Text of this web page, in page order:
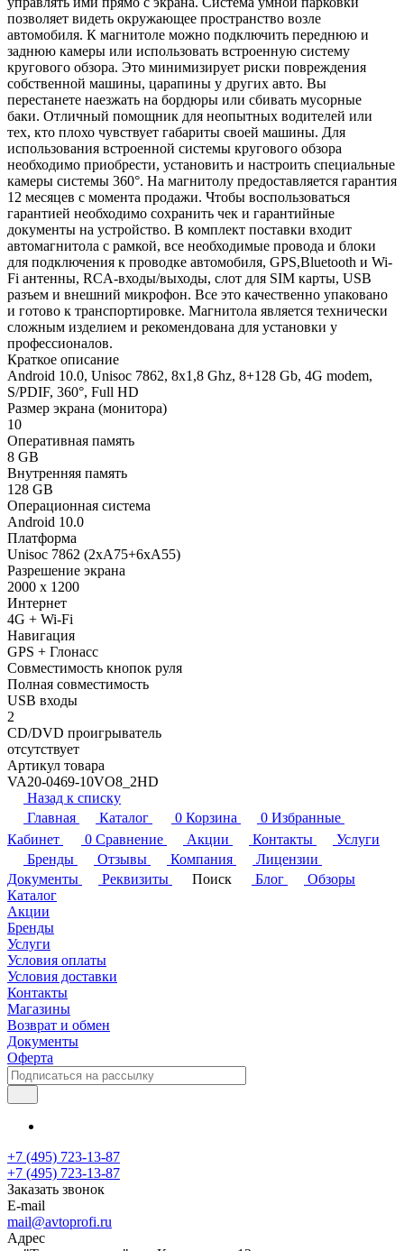
позволяет видеть окружающее пространство возле
автомобиля. К магнитоле можно подключить переднюю и
заднюю камеры или использовать встроенную систему
кругового обзора. Это минимизирует риски повреждения
собственной машины, царапины у других авто. Вы
перестанете наезжать на бордюры или сбивать мусорные
баки. Отличный помощник для неопытных водителей или
тех, кто плохо чувствует габариты своей машины. Для
использования встроенной системы кругового обзора
необходимо приобрести, установить и настроить специальные
камеры системы 360°. На магнитолу предоставляется гарантия
12 месяцев с момента продажи. Чтобы воспользоваться
гарантией необходимо сохранить чек и гарантийные
документы на устройство. В комплект поставки входит
автомагнитола с рамкой, все необходимые провода и блоки
для подключения к проводке автомобиля, GPS,Bluetooth и Wi-
Fi антенны, RCA-входы/выходы, слот для SIM карты, USB
разъем и внешний микрофон. Все это качественно упаковано
и готово к транспортировке. Магнитола является технически
сложным изделием и рекомендована для установки у
профессионалов.
Краткое описание
Android 10.0, Unisoc 7862, 8х1,8 Ghz, 8+128 Gb, 4G modem,
S/PDIF, 360°, Full HD
Размер экрана (монитора)
10
Оперативная память
8 GB
Внутренняя память
128 GB
Операционная система
Android 10.0
Платформа
Unisoc 7862 (2xA75+6xA55)
Разрешение экрана
2000 x 1200
Интернет
4G + Wi-Fi
Навигация
GPS + Глонасс
Совместимость кнопок руля
Полная совместимость
USB входы
2
CD/DVD проигрыватель
отсутствует
Артикул товара
VA20-0469-10VO8_2HD
Назад к списку
Главная
Каталог 0 Корзина 0 Избранные
Кабинет
0 Сравнение Акции Контакты
Услуги
Бренды
Отзывы Компания
Лицензии
Документы
Реквизиты Поиск Блог
Обзоры
Каталог
Акции
Бренды
Услуги
Условия оплаты
Условия доставки
Контакты
Магазины
Возврат и обмен
Документы
Оферта
+7 (495) 723-13-87
+7 (495) 723-13-87
Заказать звонок
E-mail
mail@avtoprofi.ru
Адрес